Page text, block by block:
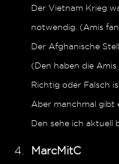
Der Vietnam Krieg
notwendig. (Amis
Der Afghanische
(Den haben die
Richtig oder Falsch
Aber manchmal gibt
Den sehe ich aktuell
MarcMitC